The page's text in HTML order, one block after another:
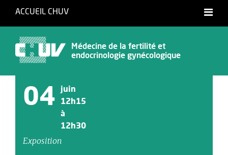
ACCUEIL CHUV
Français
Médecine de la fertilité et
endocrinologie gynécologique
04
juin
12h15
à
12h30
Exposition